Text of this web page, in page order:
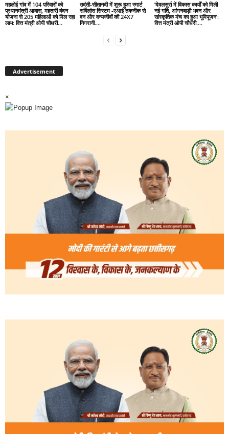
महलोई गांव में 104 परिवारों को
प्रधानमंत्री आवास, महतारी वंदन
योजना से 205 महिलाओं को मिल रहा
लाभ: वित्त मंत्री ओपी चौधरी…
उदंती-सीतानदी में शुरू हुआ स्मार्ट
सर्विलांस सिस्टम -एआई तकनीक से
वन और वन्यजीवों की 24X7
निगरानी….
’देवलसुर्रा में विकास कार्यों को मिली
नई गति, आंगनबाड़ी भवन और
सांस्कृतिक मंच का हुआ भूमिपूजन’:
वित्त मंत्री ओपी चौधरी….
Advertisement
×